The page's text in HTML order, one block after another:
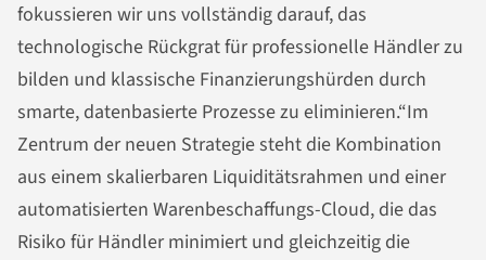
fokussieren wir uns vollständig darauf, das
technologische Rückgrat für professionelle Händler zu
bilden und klassische Finanzierungshürden durch
smarte, datenbasierte Prozesse zu eliminieren.“Im
Zentrum der neuen Strategie steht die Kombination
aus einem skalierbaren Liquiditätsrahmen und einer
automatisierten Warenbeschaffungs-Cloud, die das
Risiko für Händler minimiert und gleichzeitig die